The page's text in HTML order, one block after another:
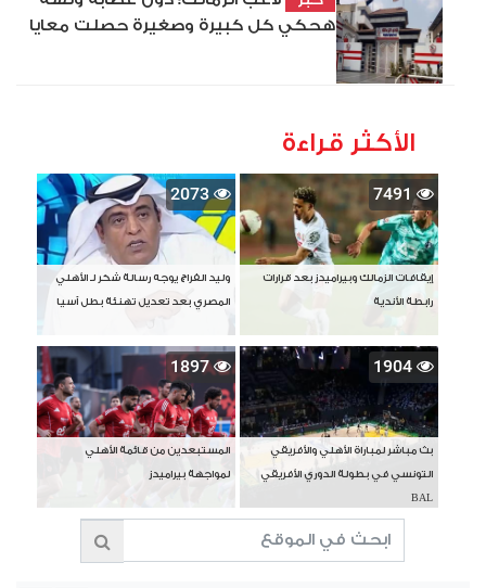
هحكي كل كبيرة وصغيرة حصلت معايا
الأكثر قراءة
7491
إيقافات الزمالك وبيراميدز بعد قرارات
رابطة الأندية
2073
وليد الفراج يوجه رسالة شكر لـ الأهلي
المصري بعد تعديل تهنئة بطل آسيا
1904
بث مباشر لمباراة الأهلي والأفريقي
التونسي في بطولة الدوري الأفريقي
BAL
1897
المستبعدين من قائمة الأهلي
لمواجهة بيراميدز